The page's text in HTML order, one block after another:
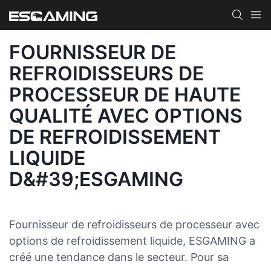
FOURNISSEUR DE
REFROIDISSEURS DE
PROCESSEUR DE HAUTE
QUALITÉ AVEC OPTIONS
DE REFROIDISSEMENT
LIQUIDE
D&#39;ESGAMING
Fournisseur de refroidisseurs de processeur avec
options de refroidissement liquide, ESGAMING a
créé une tendance dans le secteur. Pour sa